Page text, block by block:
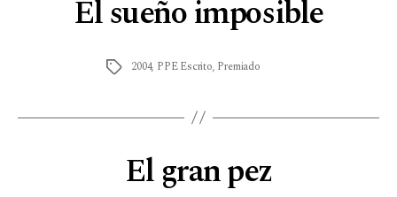
El sueño imposible
2004, PPE Escrito, Premiado
El gran pez